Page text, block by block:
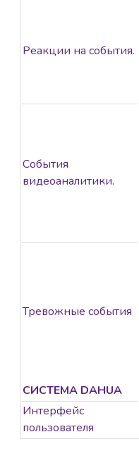
Реакции на события.
События
видеоаналитики.
Тревожные события
СИСТЕМА DAHUA
Интерфейс
пользователя